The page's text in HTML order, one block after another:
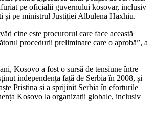
pe oficialii guvernului kosovar, inclusiv
și pe ministrul Justiției Albulena Haxhiu.
cine este procurorul care face această
procedurii preliminare care o aprobă”, a
Kosovo a fost o sursă de tensiune între
independența față de Serbia în 2008, și
Pristina și a sprijinit Serbia în eforturile
Kosovo la organizații globale, inclusiv